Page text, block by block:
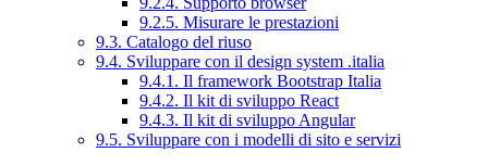
9.2.5. Misurare le prestazioni
9.3. Catalogo del riuso
9.4. Sviluppare con il design system .italia
9.4.1. Il framework Bootstrap Italia
9.4.2. Il kit di sviluppo React
9.4.3. Il kit di sviluppo Angular
9.5. Sviluppare con i modelli di sito e servizi